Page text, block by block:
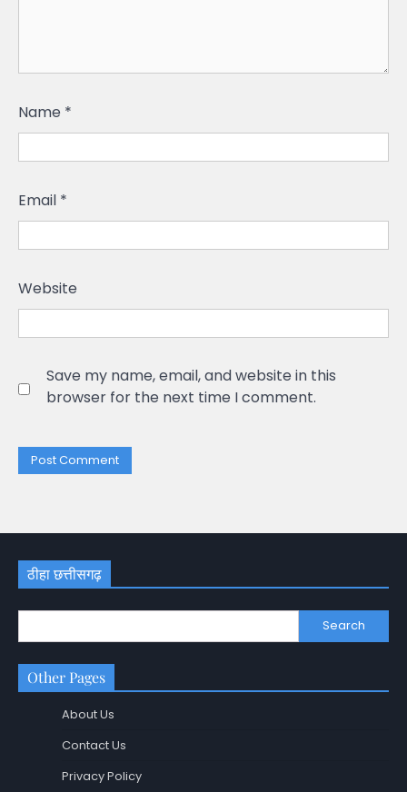
Name *
Email *
Website
Save my name, email, and website in this
browser for the next time I comment.
ठीहा छत्तीसगढ़
Search
Other Pages
About Us
Contact Us
Privacy Policy